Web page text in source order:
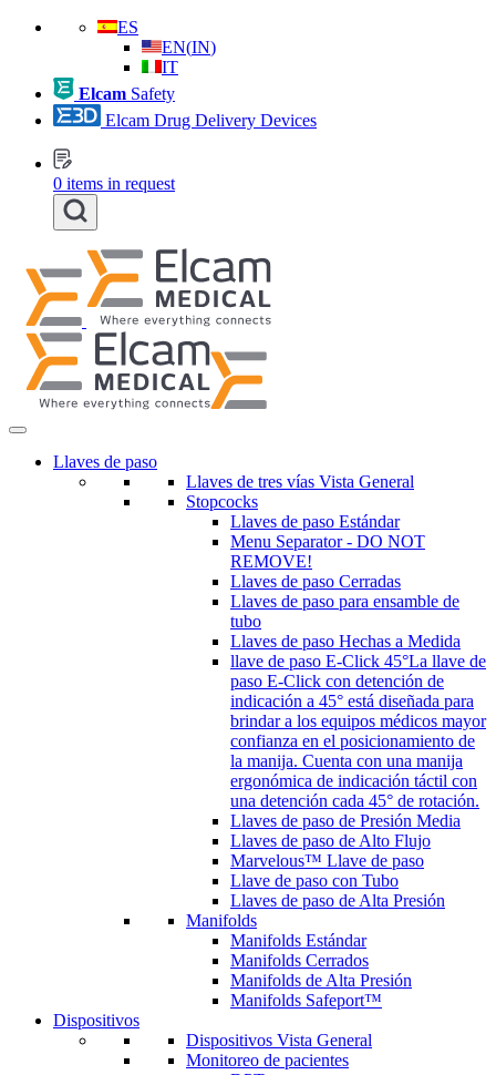
ES
EN(IN)
IT
Elcam Safety
Elcam Drug Delivery Devices
0 items in request
Llaves de paso
Llaves de tres vías Vista General
Stopcocks
Llaves de paso Estándar
Menu Separator - DO NOT
REMOVE!
Llaves de paso Cerradas
Llaves de paso para ensamble de
tubo
Llaves de paso Hechas a Medida
llave de paso E-Click 45°La llave de
paso E-Click con detención de
indicación a 45° está diseñada para
brindar a los equipos médicos mayor
confianza en el posicionamiento de
la manija. Cuenta con una manija
ergonómica de indicación táctil con
una detención cada 45° de rotación.
Llaves de paso de Presión Media
Llaves de paso de Alto Flujo
Marvelous™ Llave de paso
Llave de paso con Tubo
Llaves de paso de Alta Presión
Manifolds
Manifolds Estándar
Manifolds Cerrados
Manifolds de Alta Presión
Manifolds Safeport™
Dispositivos
Dispositivos Vista General
Monitoreo de pacientes